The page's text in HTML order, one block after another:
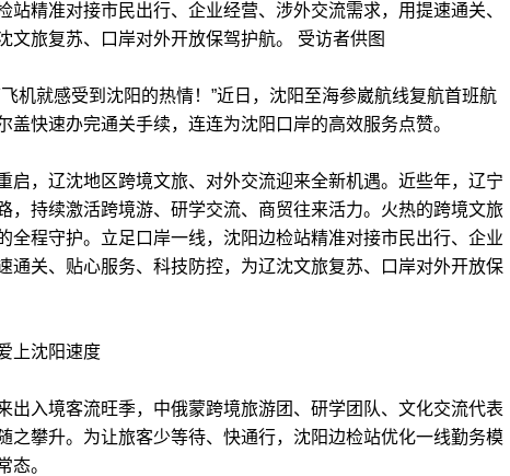
精准对接市民出行、企业经营、涉外交流需求，用提速通关、
文旅复苏、口岸对外开放保驾护航。 受访者供图
就感受到沈阳的热情！”近日，沈阳至海参崴航线复航首班航
盖快速办完通关手续，连连为沈阳口岸的高效服务点赞。
，辽沈地区跨境文旅、对外交流迎来全新机遇。近些年，辽宁
，持续激活跨境游、研学交流、商贸往来活力。火热的跨境文旅
全程守护。立足口岸一线，沈阳边检站精准对接市民出行、企业
通关、贴心服务、科技防控，为辽沈文旅复苏、口岸对外开放保
上沈阳速度
入境客流旺季，中俄蒙跨境旅游团、研学团队、文化交流代表
之攀升。为让旅客少等待、快通行，沈阳边检站优化一线勤务模
态。